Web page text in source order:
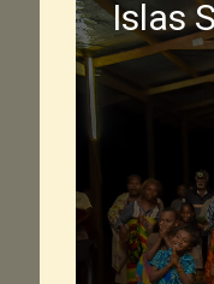
Islas